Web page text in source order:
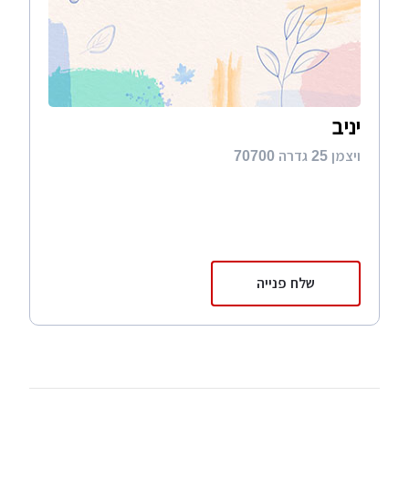
יניב
ויצמן 25 גדרה 70700
שלח פנייה